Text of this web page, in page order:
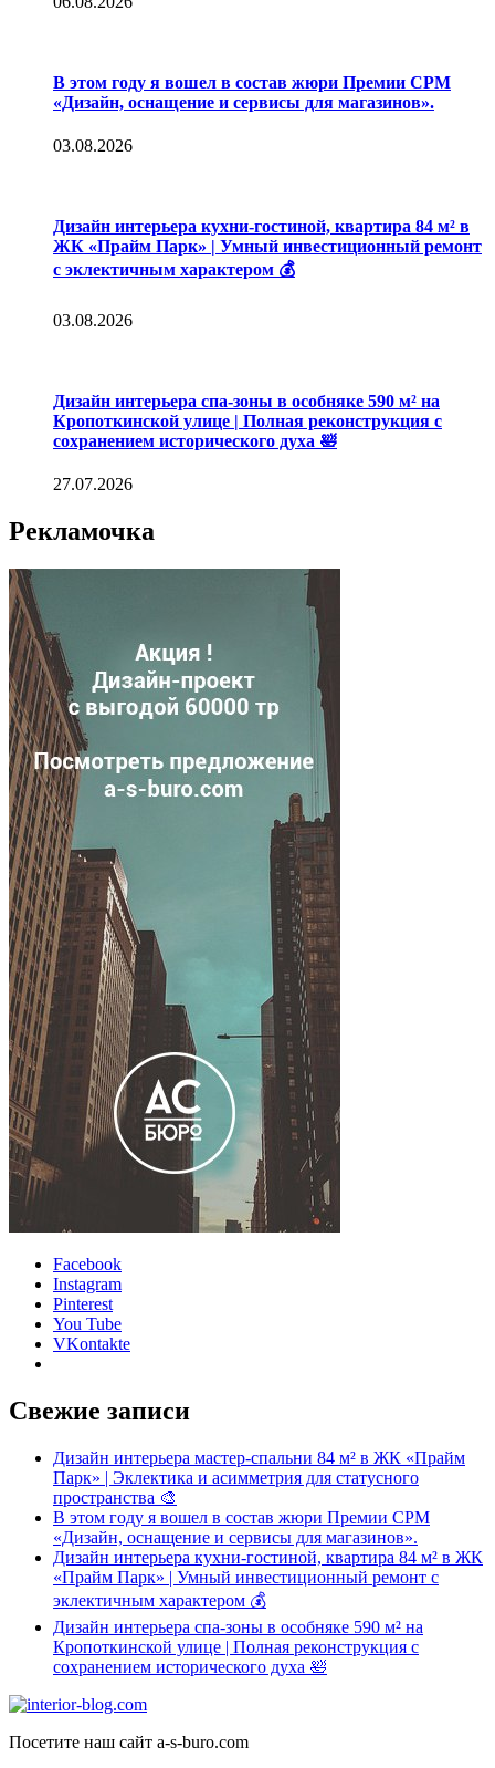
В этом году я вошел в состав жюри Премии CPM
«Дизайн, оснащение и сервисы для магазинов».
03.08.2026
Дизайн интерьера кухни-гостиной, квартира 84 м² в
ЖК «Прайм Парк» | Умный инвестиционный ремонт
с эклектичным характером 💰
03.08.2026
Дизайн интерьера спа-зоны в особняке 590 м² на
Кропоткинской улице | Полная реконструкция с
сохранением исторического духа 🛀
27.07.2026
Рекламочка
Facebook
Instagram
Pinterest
You Tube
VKontakte
Свежие записи
Дизайн интерьера мастер-спальни 84 м² в ЖК «Прайм
Парк» | Эклектика и асимметрия для статусного
пространства 🎨
В этом году я вошел в состав жюри Премии CPM
«Дизайн, оснащение и сервисы для магазинов».
Дизайн интерьера кухни-гостиной, квартира 84 м² в ЖК
«Прайм Парк» | Умный инвестиционный ремонт с
эклектичным характером 💰
Дизайн интерьера спа-зоны в особняке 590 м² на
Кропоткинской улице | Полная реконструкция с
сохранением исторического духа 🛀
Посетите наш сайт a-s-buro.com